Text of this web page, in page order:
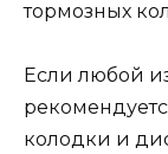
тормозных
Если любой
колодки и